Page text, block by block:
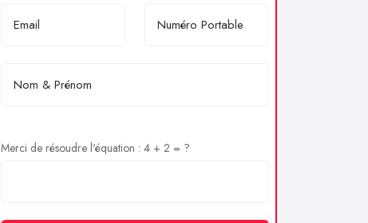
Merci de résoudre l'équation : 4 + 2 = ?